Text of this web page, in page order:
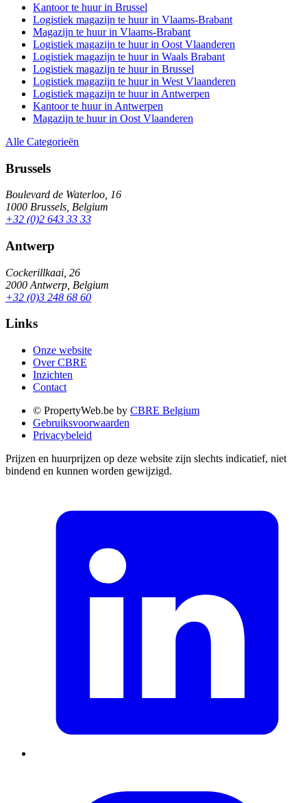
Kantoor te huur in Brussel
Logistiek magazijn te huur in Vlaams-Brabant
Magazijn te huur in Vlaams-Brabant
Logistiek magazijn te huur in Oost Vlaanderen
Logistiek magazijn te huur in Waals Brabant
Logistiek magazijn te huur in Brussel
Logistiek magazijn te huur in West Vlaanderen
Logistiek magazijn te huur in Antwerpen
Kantoor te huur in Antwerpen
Magazijn te huur in Oost Vlaanderen
Alle Categorieën
Brussels
Boulevard de Waterloo, 16
1000 Brussels, Belgium
+32 (0)2 643 33 33
Antwerp
Cockerillkaai, 26
2000 Antwerp, Belgium
+32 (0)3 248 68 60
Links
Onze website
Over CBRE
Inzichten
Contact
© PropertyWeb.be by CBRE Belgium
Gebruiksvoorwaarden
Privacybeleid
Prijzen en huurprijzen op deze website zijn slechts indicatief, niet
bindend en kunnen worden gewijzigd.